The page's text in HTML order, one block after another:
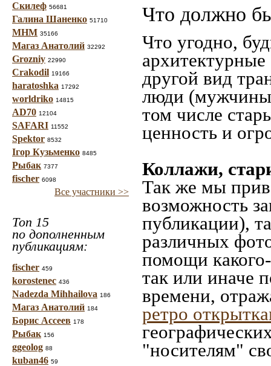
Скилеф 56681
Галина Шаненко 51710
МНМ 35166
Магаз Анатолий 32292
Grozniy 22990
Crakodil 19166
haratoshka 17292
worldriko 14815
AD70 12104
SAFARI 11552
Spektor 8532
Ігор Кузьменко 8485
Рыбак 7377
fischer 6098
Все участники >>
Топ 15
по дополненным
публикациям:
fischer 459
korostenec 436
Nadezda Mihhailova 186
Магаз Анатолий 184
Борис Ассеев 178
Рыбак 156
ggeolog 88
kuban46 59
Что должно
Что угодно,
другой вид
люди
том числе
ценность и
Коллажи,
Так же мы
возможность
публикации),
различных
помощи
так или иначе
времени,
ретро
"носителям"